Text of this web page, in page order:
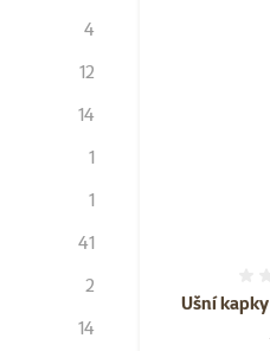
4
12
14
1
1
41
2
14
Ušní